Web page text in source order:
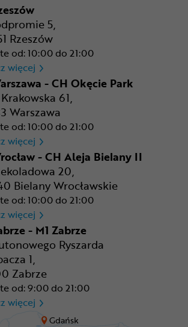
Gdańsk
5,
Rzeszów
od: 10:00 do 21:00
więcej CR Rzeszów
- CH Okęcie Park
61,
Warszawa
od: 10:00 do 21:00
więcej CR Warszawa - CH Okęcie
- CH Aleja Bielany II
20,
Bielany Wrocławskie
od: 10:00 do 21:00
więcej CR Wrocław - CH Aleja
- M1 Zabrze
Ryszarda
1,
Zabrze
od: 9:00 do 21:00
więcej CR Zabrze - M1 Zabrze